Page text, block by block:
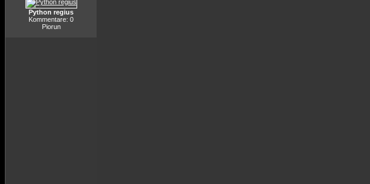
Python regius
Kommentare: 0
Piorun